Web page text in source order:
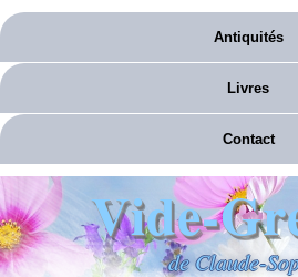
Antiquités
Livres
Contact
Vide-
de Claude-